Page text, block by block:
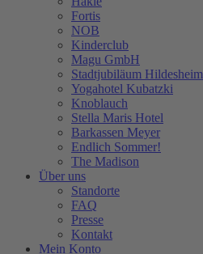
Fortis
NOB
Kinderclub
Magu GmbH
Stadtjubiläum Hildesheim
Yogahotel Kubatzki
Knoblauch
Stella Maris Hotel
Barkassen Meyer
Endlich Sommer!
The Madison
Über uns
Standorte
FAQ
Presse
Kontakt
Mein Konto